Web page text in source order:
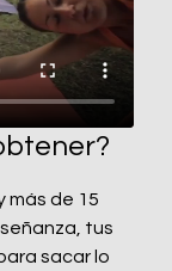
más de 15
tus
sacar lo